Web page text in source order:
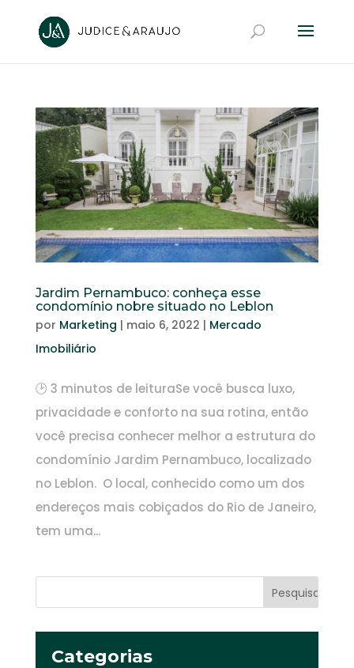
Jardim Pernambuco: conheça esse
condomínio nobre situado no Leblon
por Marketing | maio 6, 2022 | Mercado
Imobiliário
🕑 3 minutos de leituraSe você busca luxo,
privacidade e conforto na sua rotina, então
você precisa conhecer melhor a estrutura do
condomínio Jardim Pernambuco, localizado
no Leblon. O local, conhecido como um dos
endereços mais cobiçados do Rio de Janeiro,
tem uma...
Categorias